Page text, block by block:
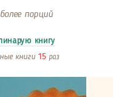
порций
книгу
книги 15 раз